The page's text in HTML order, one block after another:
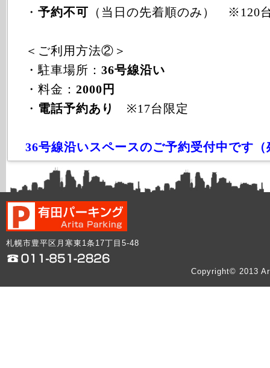
・ 予約不可 （当日の先着順のみ） ※120
＜ご利用方法②＞
・駐車場所： 36号線沿い
・料金： 2000円
・ 電話予約あり ※17台限定
36号線沿いスペースのご予約受付中です
札幌市豊平区月寒東1条17丁目5-48
Copyright© 2013